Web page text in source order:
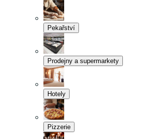
Pekařství
Prodejny a supermarkety
Hotely
Pizzerie